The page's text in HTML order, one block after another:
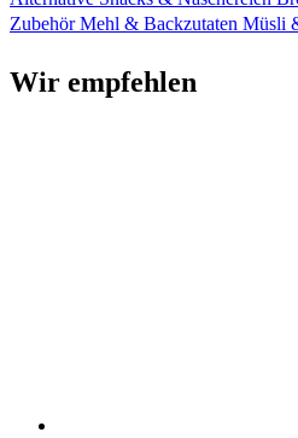
Zubehör Mehl & Backzutaten Müsli
Wir empfehlen